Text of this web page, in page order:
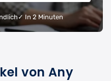
✓ In 2 Minuten
von Any